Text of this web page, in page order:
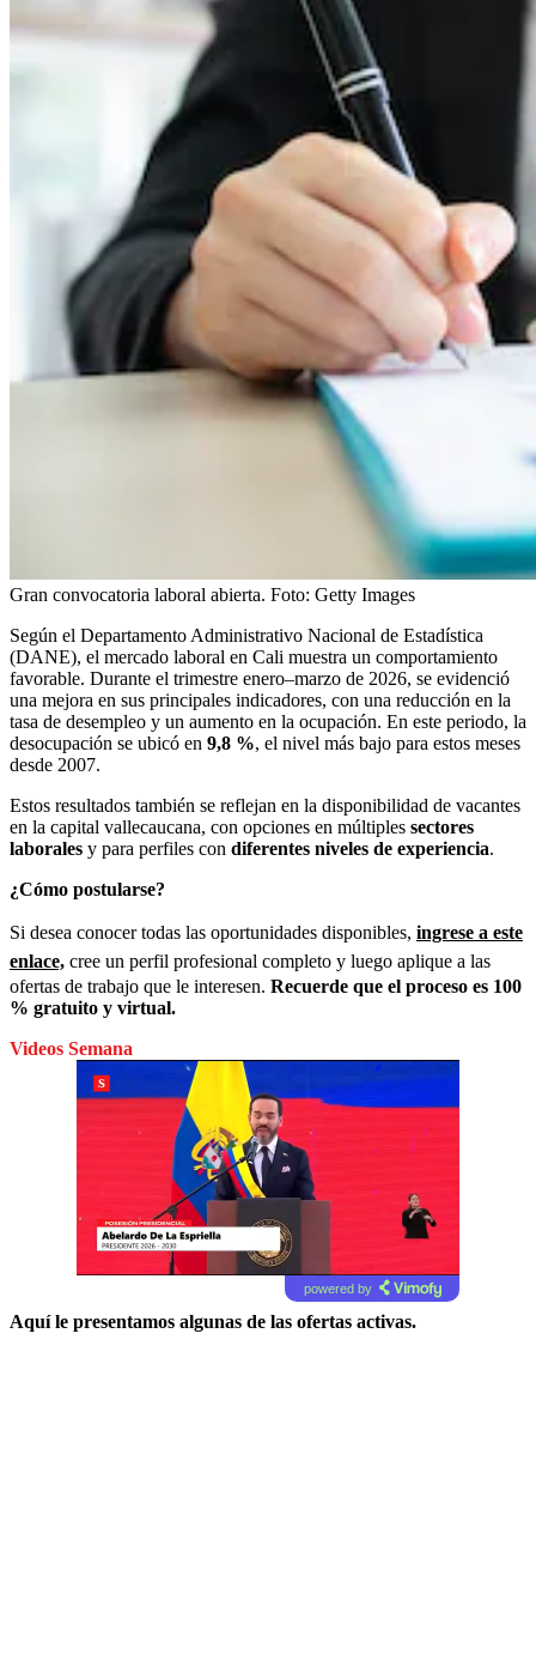
Gran convocatoria laboral abierta. Foto: Getty Images
Según el Departamento Administrativo Nacional de Estadística
(DANE), el mercado laboral en Cali muestra un comportamiento
favorable. Durante el trimestre enero–marzo de 2026, se evidenció
una mejora en sus principales indicadores, con una reducción en la
tasa de desempleo y un aumento en la ocupación. En este periodo, la
desocupación se ubicó en 9,8 %, el nivel más bajo para estos meses
desde 2007.
Estos resultados también se reflejan en la disponibilidad de vacantes
en la capital vallecaucana, con opciones en múltiples sectores
laborales y para perfiles con diferentes niveles de experiencia.
¿Cómo postularse?
Si desea conocer todas las oportunidades disponibles, ingrese a este
enlace, cree un perfil profesional completo y luego aplique a las
ofertas de trabajo que le interesen. Recuerde que el proceso es 100
% gratuito y virtual.
Videos Semana
powered by
Aquí le presentamos algunas de las ofertas activas.